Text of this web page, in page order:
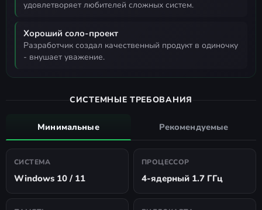
удовлетворяет любителей сложных систем.
Хороший соло-проект
разработчик создал качественный продукт в одиночку
- внушает уважение.
СИСТЕМНЫЕ ТРЕБОВАНИЯ
Минимальные Рекомендуемые
СИСТЕМА
Windows 10 / 11
ПРОЦЕССОР
4-ядерный 1.7 ГГц